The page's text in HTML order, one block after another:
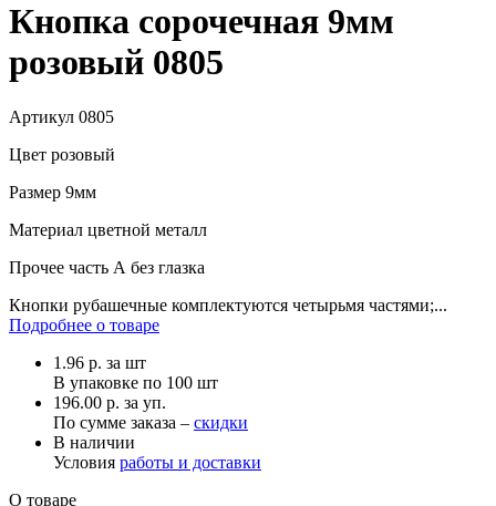
Кнопка сорочечная 9мм
розовый 0805
Артикул 0805
Цвет розовый
Размер 9мм
Материал цветной металл
Прочее часть А без глазка
Кнопки рубашечные комплектуются четырьмя частями;...
Подробнее о товаре
1.96 р. за шт
В упаковке по 100 шт
196.00 р. за уп.
По сумме заказа – скидки
В наличии
Условия работы и доставки
О товаре